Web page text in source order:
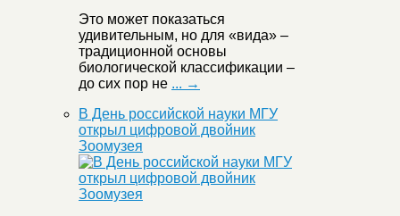
Это может показаться
удивительным, но для «вида» –
традиционной основы
биологической классификации –
до сих пор не ... →
В День российской науки МГУ
открыл цифровой двойник
Зоомузея